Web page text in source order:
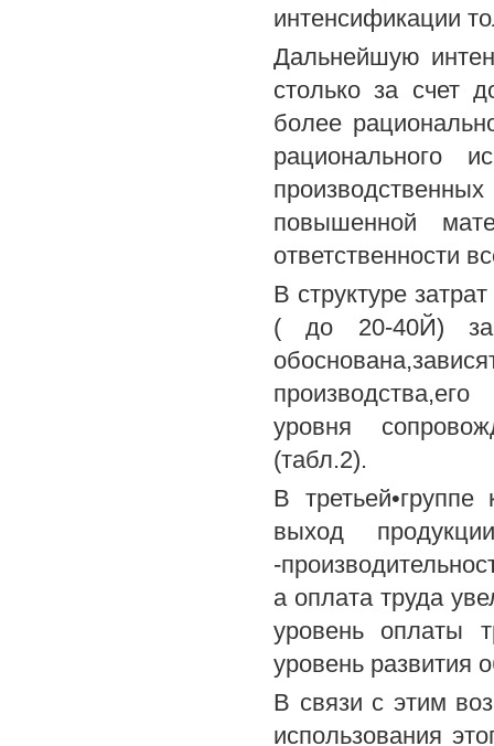
интенсификации
Дальнейшую
столько за счет
более
рационального
повышенной
ответственности
В структуре
( до 20-40Й)
уровня
(табл.2).
В
выход
-
а оплата труда
уровень оплаты
уровень развития
В связи с этим
использования